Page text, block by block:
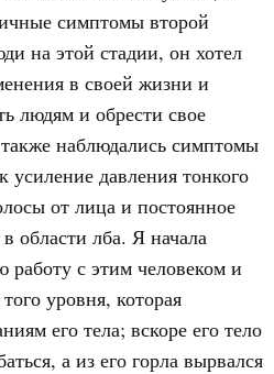
симптомы второй
на этой стадии, он хотел
в своей жизни и
людям и обрести свое
наблюдались симптомы
усиление давления тонкого
от лица и постоянное
области лба. Я начала
работу с этим человеком и
уровня, которая
его тела; вскоре его тело
а из его горла вырвался